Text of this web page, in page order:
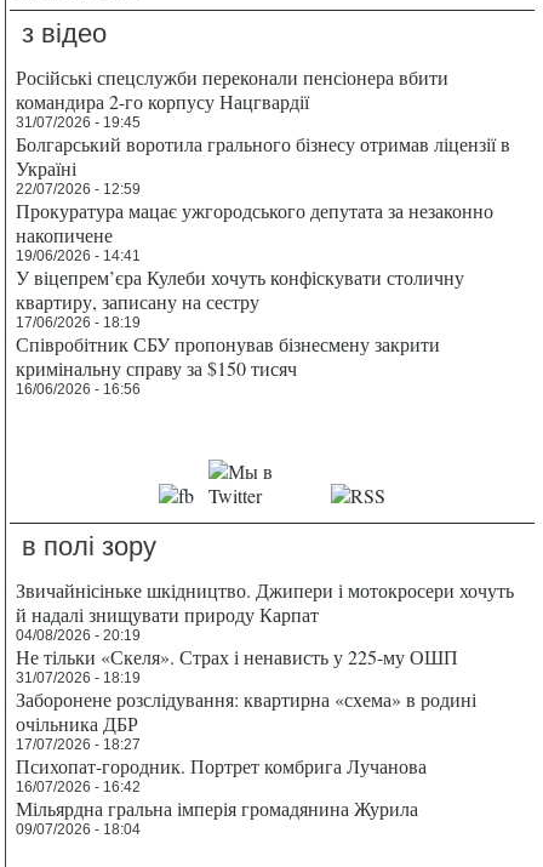
з відео
Російські спецслужби переконали пенсіонера вбити
командира 2-го корпусу Нацгвардії
31/07/2026 - 19:45
Болгарський воротила грального бізнесу отримав ліцензії в
Україні
22/07/2026 - 12:59
Прокуратура мацає ужгородського депутата за незаконно
накопичене
19/06/2026 - 14:41
У віцепрем’єра Кулеби хочуть конфіскувати столичну
квартиру, записану на сестру
17/06/2026 - 18:19
Співробітник СБУ пропонував бізнесмену закрити
кримінальну справу за $150 тисяч
16/06/2026 - 16:56
в полі зору
Звичайнісіньке шкідництво. Джипери і мотокросери хочуть
й надалі знищувати природу Карпат
04/08/2026 - 20:19
Не тільки «Скеля». Страх і ненависть у 225-му ОШП
31/07/2026 - 18:19
Заборонене розслідування: квартирна «схема» в родині
очільника ДБР
17/07/2026 - 18:27
Психопат-городник. Портрет комбрига Лучанова
16/07/2026 - 16:42
Мільярдна гральна імперія громадянина Журила
09/07/2026 - 18:04